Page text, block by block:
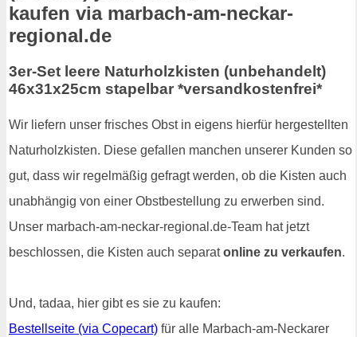
kaufen via marbach-am-neckar-
regional.de
3er-Set leere Naturholzkisten (unbehandelt)
46x31x25cm stapelbar *versandkostenfrei*
Wir liefern unser frisches Obst in eigens hierfür hergestellten
Naturholzkisten. Diese gefallen manchen unserer Kunden so
gut, dass wir regelmäßig gefragt werden, ob die Kisten auch
unabhängig von einer Obstbestellung zu erwerben sind.
Unser marbach-am-neckar-regional.de-Team hat jetzt
beschlossen, die Kisten auch separatonline zu verkaufen.
Und, tadaa, hier gibt es sie zu kaufen:
Bestellseite (via Copecart) für alle Marbach-am-Neckarer